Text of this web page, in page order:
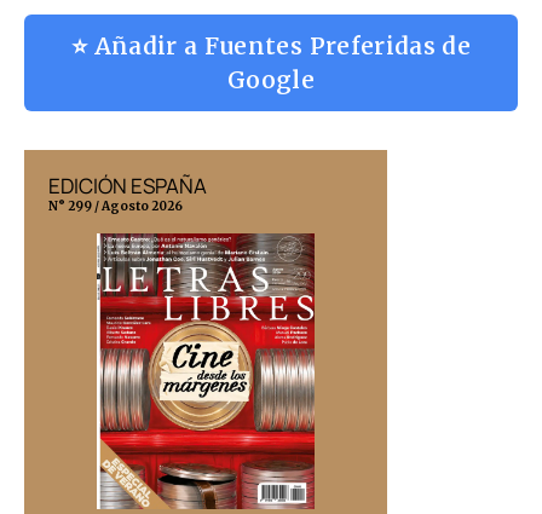
⭐ Añadir a Fuentes Preferidas de
Google
EDICIÓN ESPAÑA
N° 299 / Agosto 2026